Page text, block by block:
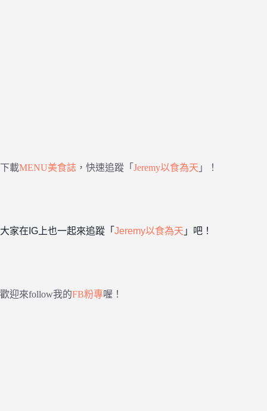
下載MENU美食誌 ，快速追蹤「 Jeremy以食為天 」！
大家在IG上也一起來追蹤「 Jeremy以食為天 」吧！
歡迎來follow我的FB粉專喔！